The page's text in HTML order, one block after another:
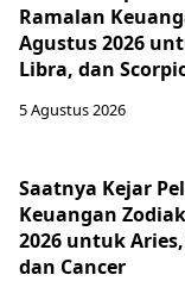
Ramalan
Agustus 2026
Libra, dan
5 Agustus 2026
Saatnya Kejar
Keuangan
2026 untuk
dan Cancer